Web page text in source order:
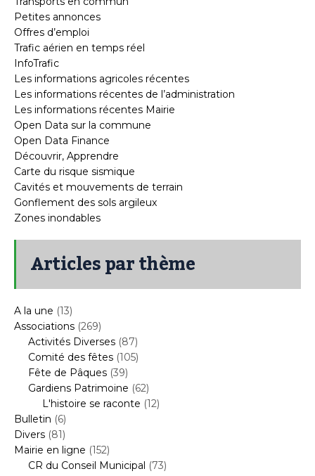
Petites annonces
Offres d’emploi
Trafic aérien en temps réel
InfoTrafic
Les informations agricoles récentes
Les informations récentes de l’administration
Les informations récentes Mairie
Open Data sur la commune
Open Data Finance
Découvrir, Apprendre
Carte du risque sismique
Cavités et mouvements de terrain
Gonflement des sols argileux
Zones inondables
Articles par thème
A la une (13)
Associations (269)
Activités Diverses (87)
Comité des fêtes (105)
Fête de Pâques (39)
Gardiens Patrimoine (62)
L'histoire se raconte (12)
Bulletin (6)
Divers (81)
Mairie en ligne (152)
CR du Conseil Municipal (73)